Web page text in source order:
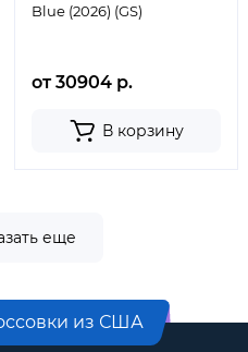
Blue (2026) (GS)
от 30904 р.
В корзину
еще
из США